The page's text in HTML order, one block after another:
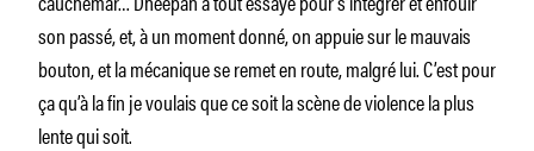
son passé, et, à un moment donné, on appuie sur le mauvais
bouton, et la mécanique se remet en route, malgré lui. C’est pour
ça qu’à la fin je voulais que ce soit la scène de violence la plus
lente qui soit.